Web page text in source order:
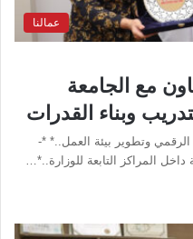
عمالنا
مع الجامعة
وبناء القدرات
الرقمي وتطوير بيئة العمل..* *-
المراكز التابعة للوزارة..*…